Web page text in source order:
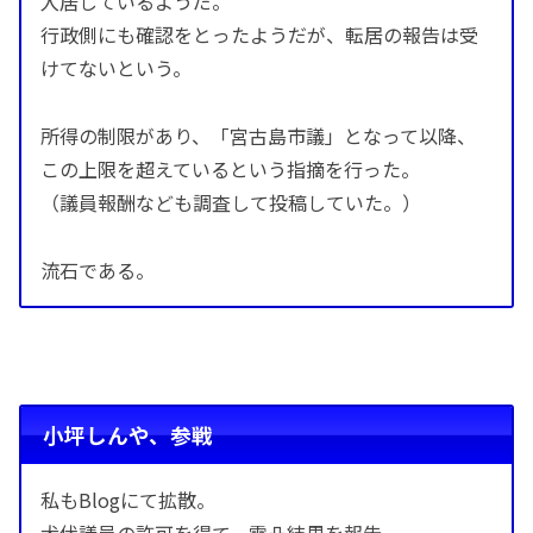
行政側にも確認をとったようだが、転居の報告は受
けてないという。
所得の制限があり、「宮古島市議」となって以降、
この上限を超えているという指摘を行った。
（議員報酬なども調査して投稿していた。）
流石である。
小坪しんや、参戦
私もBlogにて拡散。